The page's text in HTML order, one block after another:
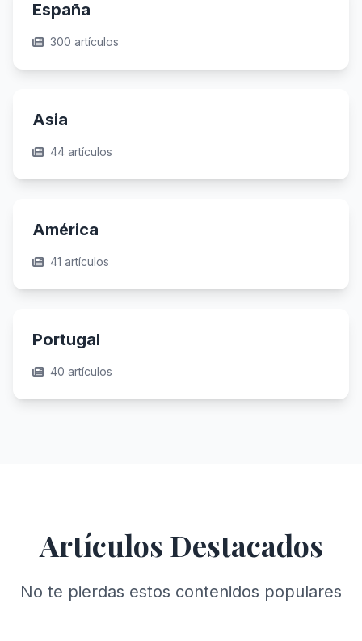
España
300 artículos
Asia
44 artículos
América
41 artículos
Portugal
40 artículos
Artículos Destacados
No te pierdas estos contenidos populares